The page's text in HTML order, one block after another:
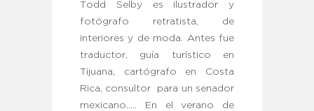
Todd Selby es ilustrador y
fotógrafo retratista, de
interiores y de moda. Antes fue
traductor, guía turístico en
Tijuana, cartógrafo en Costa
Rica, consultor para un senador
mexicano….. En el verano de